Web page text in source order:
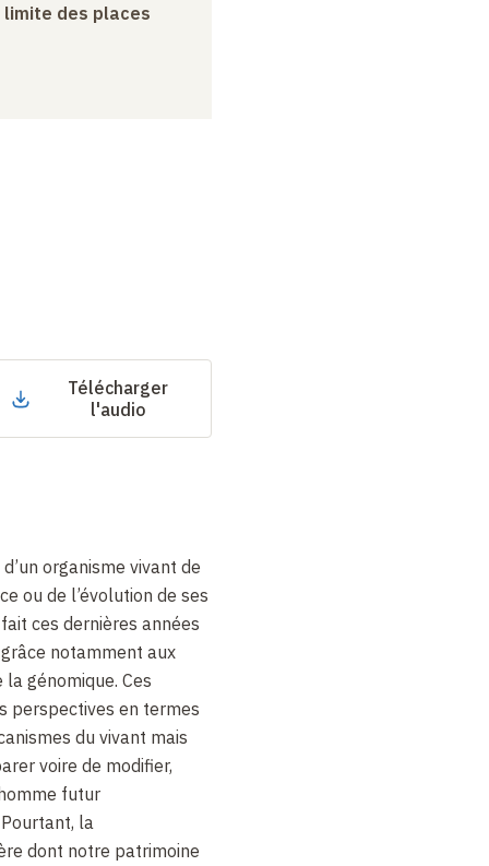
limite des places
Télécharger
l'audio
organisme vivant de
ou de l’évolution de ses
ces dernières années
notamment aux
génomique. Ces
perspectives en termes
du vivant mais
voire de modifier,
futur
la
dont notre patrimoine